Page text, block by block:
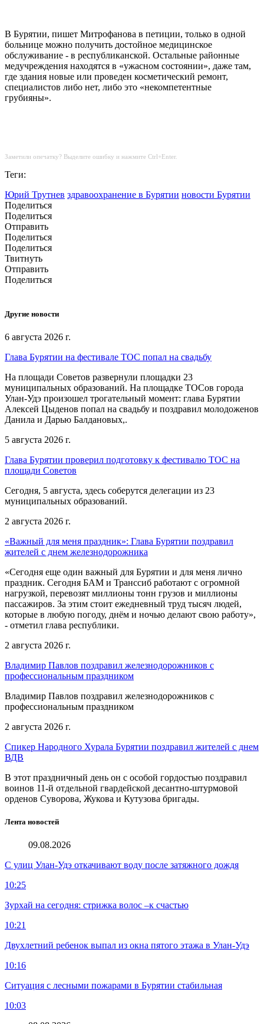
В Бурятии, пишет Митрофанова в петиции, только в одной
больнице можно получить достойное медицинское
обслуживание - в республиканской. Остальные районные
медучреждения находятся в «ужасном состоянии», даже там,
где здания новые или проведен косметический ремонт,
специалистов либо нет, либо это «некомпетентные
грубияны».
Заметили опечатку? Выделите ошибку и нажмите Ctrl+Enter.
Теги:
Юрий Трутнев здравоохранение в Бурятии новости Бурятии
Поделиться
Поделиться
Отправить
Поделиться
Поделиться
Твитнуть
Отправить
Поделиться
Другие новости
6 августа 2026 г.
Глава Бурятии на фестивале ТОС попал на свадьбу
На площади Советов развернули площадки 23
муниципальных образований. На площадке ТОСов города
Улан-Удэ произошел трогательный момент: глава Бурятии
Алексей Цыденов попал на свадьбу и поздравил молодоженов
Данила и Дарью Балдановых,.
5 августа 2026 г.
Глава Бурятии проверил подготовку к фестивалю ТОС на
площади Советов
Сегодня, 5 августа, здесь соберутся делегации из 23
муниципальных образований.
2 августа 2026 г.
«Важный для меня праздник»: Глава Бурятии поздравил
жителей с днем железнодорожника
«Сегодня еще один важный для Бурятии и для меня лично
праздник. Сегодня БАМ и Транссиб работают с огромной
нагрузкой, перевозят миллионы тонн грузов и миллионы
пассажиров. За этим стоит ежедневный труд тысяч людей,
которые в любую погоду, днём и ночью делают свою работу»,
- отметил глава республики.
2 августа 2026 г.
Владимир Павлов поздравил железнодорожников с
профессиональным праздником
Владимир Павлов поздравил железнодорожников с
профессиональным праздником
2 августа 2026 г.
Спикер Народного Хурала Бурятии поздравил жителей с днем
ВДВ
В этот праздничный день он с особой гордостью поздравил
воинов 11-й отдельной гвардейской десантно-штурмовой
орденов Суворова, Жукова и Кутузова бригады.
Лента новостей
09.08.2026
С улиц Улан-Удэ откачивают воду после затяжного дождя
10:25
Зурхай на сегодня: стрижка волос –к счастью
10:21
Двухлетний ребенок выпал из окна пятого этажа в Улан-Удэ
10:16
Ситуация с лесными пожарами в Бурятии стабильная
10:03